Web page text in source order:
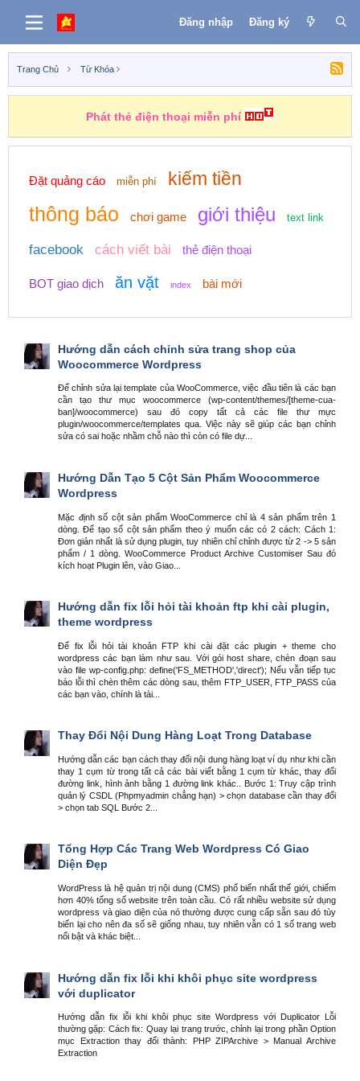
Đăng nhập Đăng ký
Trang Chủ Từ Khóa
Phát thẻ điện thoại miễn phí
Đặt quảng cáo miễn phí kiếm tiền
thông báo chơi game giới thiệu text link
facebook cách viết bài thẻ điện thoại
BOT giao dịch ăn vặt index bài mới
Hướng dẫn cách chỉnh sửa trang shop của
Woocommerce Wordpress
Để chỉnh sửa lại template của WooCommerce, việc đầu tiên là các bạn
cần tạo thư mục woocommerce (wp-content/themes/[theme-cua-
ban]/woocommerce) sau đó copy tất cả các file thư mực
plugin/woocommerce/templates qua. Việc này sẽ giúp các bạn chỉnh
sửa có sai hoặc nhầm chỗ nào thì còn có file dự...
Hướng Dẫn Tạo 5 Cột Sản Phẩm Woocommerce
Wordpress
Mặc định số cột sản phẩm WooCommerce chỉ là 4 sản phẩm trên 1
dòng. Để tạo số cột sản phẩm theo ý muốn các có 2 cách: Cách 1:
Đơn giản nhất là sử dụng plugin, tuy nhiên chỉ chỉnh được từ 2 -> 5 sản
phẩm / 1 dòng. WooCommerce Product Archive Customiser Sau đó
kích hoạt Plugin lên, vào Giao...
Hướng dẫn fix lỗi hỏi tài khoản ftp khi cài plugin,
theme wordpress
Để fix lỗi hỏi tài khoản FTP khi cài đặt các plugin + theme cho
wordpress các bạn làm như sau. Với gói host share, chèn đoạn sau
vào file wp-config.php: define('FS_METHOD','direct'); Nếu vẫn tiếp tục
báo lỗi thì chèn thêm các dòng sau, thêm FTP_USER, FTP_PASS của
các bạn vào, chính là tài...
Thay Đổi Nội Dung Hàng Loạt Trong Database
Hướng dẫn các bạn cách thay đổi nội dung hàng loạt ví dụ như khi cần
thay 1 cụm từ trong tất cả các bài viết bằng 1 cụm từ khác, thay đổi
đường link, hình ảnh bằng 1 đường link khác.. Bước 1: Truy cập trình
quản lý CSDL (Phpmyadmin chẳng hạn) > chọn database cần thay đổi
> chọn tab SQL Bước 2...
Tổng Hợp Các Trang Web Wordpress Có Giao
Diện Đẹp
WordPress là hệ quản trị nội dung (CMS) phổ biến nhất thế giới, chiếm
hơn 40% tổng số website trên toàn cầu. Có rất nhiều website sử dụng
wordpress và giao diện của nó thường được cung cấp sẵn sau đó tùy
biến lại cho nên đa số sẽ giống nhau, tuy nhiên vẫn có 1 số trang web
nổi bật và khác biệt...
Hướng dẫn fix lỗi khi khôi phục site wordpress
với duplicator
Hướng dẫn fix lỗi khi khôi phục site Wordpress với Duplicator Lỗi
thường gặp: Cách fix: Quay lại trang trước, chỉnh lại trong phần Option
mục Extraction thay đổi thành: PHP ZIPArchive > Manual Archive
Extraction